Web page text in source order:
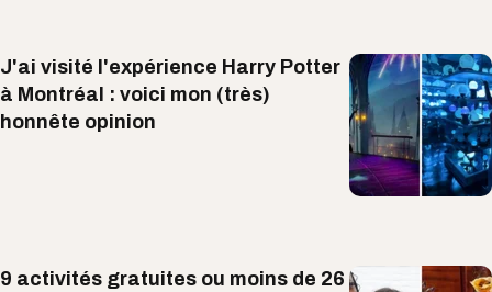
J'ai visité l'expérience Harry Potter
à Montréal : voici mon (très)
honnête opinion
9 activités gratuites ou moins de 26